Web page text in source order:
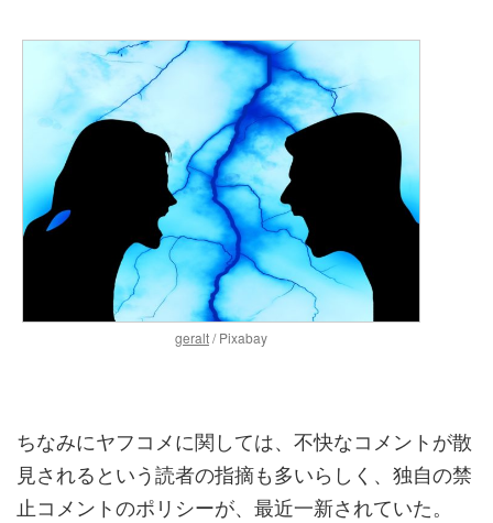
geralt/ Pixabay
ちなみにヤフコメに関しては、不快なコメントが散
見されるという読者の指摘も多いらしく、独自の禁
止コメントのポリシーが、最近一新されていた。